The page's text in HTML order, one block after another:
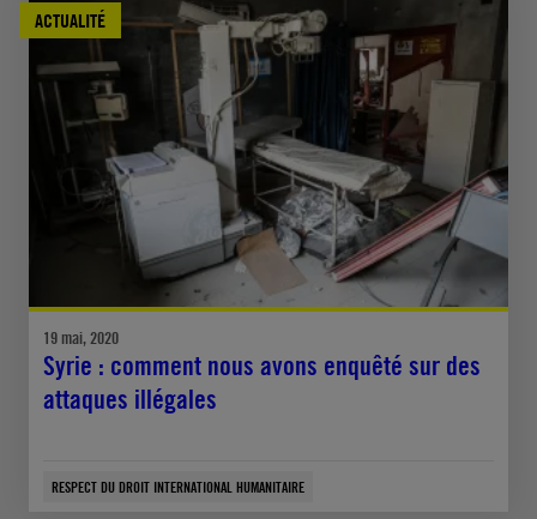
ACTUALITÉ
19 mai, 2020
Syrie : comment nous avons enquêté sur des
attaques illégales
RESPECT DU DROIT INTERNATIONAL HUMANITAIRE